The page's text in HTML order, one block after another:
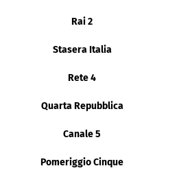
Rai 2
Stasera Italia
Rete 4
Quarta Repubblica
Canale 5
Pomeriggio Cinque